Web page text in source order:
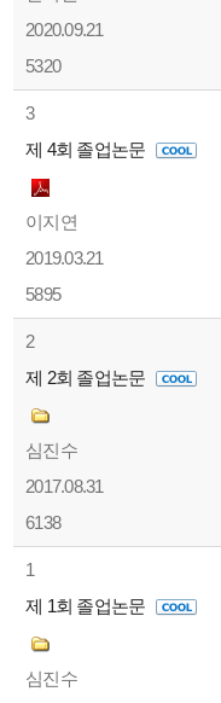
2020.09.21
5320
3
제 4회 졸업논문
이지연
2019.03.21
5895
2
제 2회 졸업논문
심진수
2017.08.31
6138
1
제 1회 졸업논문
심진수